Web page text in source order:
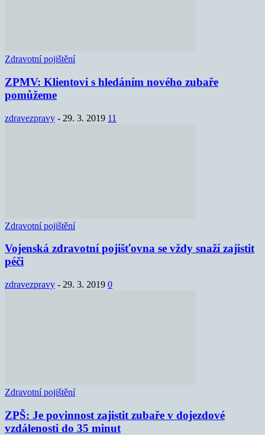
Zdravotní pojištění
ZPMV: Klientovi s hledáním nového zubaře
pomůžeme
zdravezpravy - 29. 3. 2019 11
Zdravotní pojištění
Vojenská zdravotní pojišťovna se vždy snaží zajistit
péči
zdravezpravy - 29. 3. 2019 0
Zdravotní pojištění
ZPŠ: Je povinnost zajistit zubaře v dojezdové
vzdálenosti do 35 minut